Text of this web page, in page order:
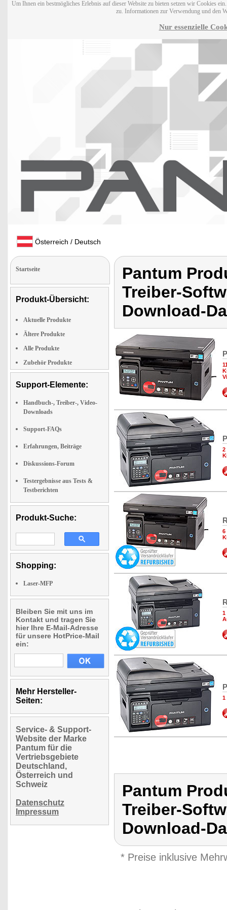
Um Ihnen ein bestmögliches Erlebnis auf dieser Website zu bieten setzen wir Cookies
zu. Informationen zur Verwendung und den
Nur essenzielle
Österreich / Deutsch
Startseite
Produkt-Übersicht:
Aktuelle Produkte
Ältere Produkte
Alle Produkte
Zubehör Produkte
Support-Elemente:
Handbuch-, Treiber-, Video-
Downloads
Support-FAQs
Erfahrungen, Beiträge
Diskussions-Forum
Testergebnisse aus Tests &
Testberichten
Produkt-Suche:
Shopping:
Laser-MFP
Bleiben Sie mit uns im
Kontakt und tragen Sie
hier Ihre E-Mail-Adresse
für unsere HotPrice-Mail
ein:
Mehr Hersteller-
Seiten:
Service- & Support-
Website der Marke
Pantum für die
Vertriebsgebiete
Deutschland,
Österreich und
Schweiz
Datenschutz
Impressum
Pantum
Treiber-
Download-
2
6
1
1
Pantum
Treiber-
Download-
* Preise inklusive